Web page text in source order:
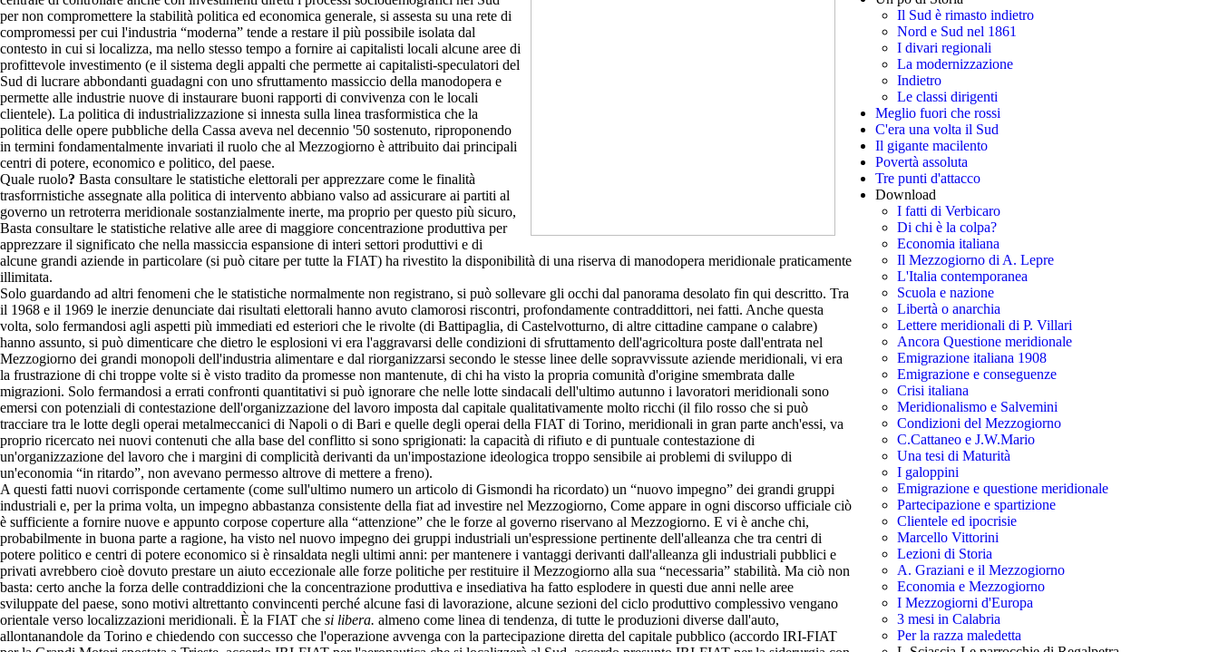
per non compromettere la stabilità politica ed economica generale, si assesta su una rete di
compromessi per cui l'industria “moderna” tende a restare il più possibile isolata dal
contesto in cui si localizza, ma nello stesso tempo a fornire ai capitalisti locali alcune aree di
profittevole investimento (e il sistema degli appalti che permette ai capitalisti-speculatori del
Sud di lucrare abbondanti guadagni con uno sfruttamento massiccio della manodopera e
permette alle industrie nuove di instaurare buoni rapporti di convivenza con le locali
clientele). La politica di industrializzazione si innesta sulla linea trasformistica che la
politica delle opere pubbliche della Cassa aveva nel decennio '50 sostenuto, riproponendo
in termini fondamentalmente invariati il ruolo che al Mezzogiorno è attribuito dai principali
centri di potere, economico e politico, del paese.
Quale ruolo? Basta consultare le statistiche elettorali per apprezzare come le finalità
trasforrnistiche assegnate alla politica di intervento abbiano valso ad assicurare ai partiti al
governo un retroterra meridionale sostanzialmente inerte, ma proprio per questo più sicuro,
Basta consultare le statistiche relative alle aree di maggiore concentrazione produttiva per
apprezzare il significato che nella massiccia espansione di interi settori produttivi e di
alcune grandi aziende in particolare (si può citare per tutte la FIAT) ha rivestito la disponibilità di una riserva di manodopera meridionale praticamente
illimitata.
Solo guardando ad altri fenomeni che le statistiche normalmente non registrano, si può sollevare gli occhi dal panorama desolato fin qui descritto. Tra
il 1968 e il 1969 le inerzie denunciate dai risultati elettorali hanno avuto clamorosi riscontri, profondamente contraddittori, nei fatti. Anche questa
volta, solo fermandosi agli aspetti più immediati ed esteriori che le rivolte (di Battipaglia, di Castelvotturno, di altre cittadine campane o calabre)
hanno assunto, si può dimenticare che dietro le esplosioni vi era l'aggravarsi delle condizioni di sfruttamento dell'agricoltura poste dall'entrata nel
Mezzogiorno dei grandi monopoli dell'industria alimentare e dal riorganizzarsi secondo le stesse linee delle sopravvissute aziende meridionali, vi era
la frustrazione di chi troppe volte si è visto tradito da promesse non mantenute, di chi ha visto la propria comunità d'origine smembrata dalle
migrazioni. Solo fermandosi a errati confronti quantitativi si può ignorare che nelle lotte sindacali dell'ultimo autunno i lavoratori meridionali sono
emersi con potenziali di contestazione dell'organizzazione del lavoro imposta dal capitale qualitativamente molto ricchi (il filo rosso che si può
tracciare tra le lotte degli operai metalmeccanici di Napoli o di Bari e quelle degli operai della FIAT di Torino, meridionali in gran parte anch'essi, va
proprio ricercato nei nuovi contenuti che alla base del conflitto si sono sprigionati: la capacità di rifiuto e di puntuale contestazione di
un'organizzazione del lavoro che i margini di complicità derivanti da un'impostazione ideologica troppo sensibile ai problemi di sviluppo di
un'economia “in ritardo”, non avevano permesso altrove di mettere a freno).
A questi fatti nuovi corrisponde certamente (come sull'ultimo numero un articolo di Gismondi ha ricordato) un “nuovo impegno” dei grandi gruppi
industriali e, per la prima volta, un impegno abbastanza consistente della fiat ad investire nel Mezzogiorno, Come appare in ogni discorso ufficiale ciò
è sufficiente a fornire nuove e appunto corpose coperture alla “attenzione” che le forze al governo riservano al Mezzogiorno. E vi è anche chi,
probabilmente in buona parte a ragione, ha visto nel nuovo impegno dei gruppi industriali un'espressione pertinente dell'alleanza che tra centri di
potere politico e centri di potere economico si è rinsaldata negli ultimi anni: per mantenere i vantaggi derivanti dall'alleanza gli industriali pubblici e
privati avrebbero cioè dovuto prestare un aiuto eccezionale alle forze politiche per restituire il Mezzogiorno alla sua “necessaria” stabilità. Ma ciò non
basta: certo anche la forza delle contraddizioni che la concentrazione produttiva e insediativa ha fatto esplodere in questi due anni nelle aree
sviluppate del paese, sono motivi altrettanto convincenti perché alcune fasi di lavorazione, alcune sezioni del ciclo produttivo complessivo vengano
orientale verso localizzazioni meridionali. È la FIAT che si libera. almeno come linea di tendenza, di tutte le produzioni diverse dall'auto,
allontanandole da Torino e chiedendo con successo che l'operazione avvenga con la partecipazione diretta del capitale pubblico (accordo IRI-FIAT
Il Sud è rimasto indietro
Nord e Sud nel 1861
I divari regionali
La modernizzazione
Indietro
Le classi dirigenti
Meglio fuori che rossi
C'era una volta il Sud
Il gigante macilento
Povertà assoluta
Tre punti d'attacco
Download
I fatti di Verbicaro
Di chi è la colpa?
Economia italiana
Il Mezzogiorno di A. Lepre
L'Italia contemporanea
Scuola e nazione
Libertà o anarchia
Lettere meridionali di P. Villari
Ancora Questione meridionale
Emigrazione italiana 1908
Emigrazione e conseguenze
Crisi italiana
Meridionalismo e Salvemini
Condizioni del Mezzogiorno
C.Cattaneo e J.W.Mario
Una tesi di Maturità
I galoppini
Emigrazione e questione meridionale
Partecipazione e spartizione
Clientele ed ipocrisie
Marcello Vittorini
Lezioni di Storia
A. Graziani e il Mezzogiorno
Economia e Mezzogiorno
I Mezzogiorni d'Europa
3 mesi in Calabria
Per la razza maledetta